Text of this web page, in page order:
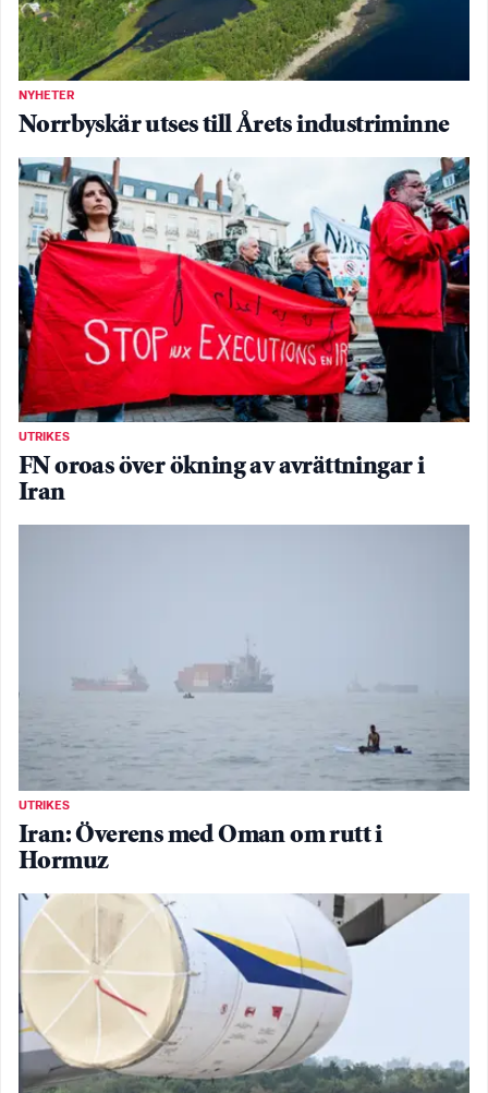
NYHETER
Norrbyskär utses till Årets industriminne
UTRIKES
FN oroas över ökning av avrättningar i
Iran
UTRIKES
Iran: Överens med Oman om rutt i
Hormuz